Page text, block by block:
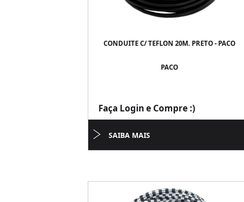
CONDUITE C/ TEFLON 20M. PRETO - PACO
PACO
Faça Login e Compre :)
SAIBA MAIS